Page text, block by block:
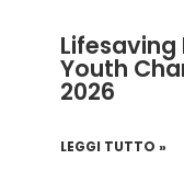
Lifesaving
Youth
2026
LEGGI TUTTO »